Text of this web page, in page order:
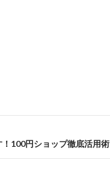
100円ショップ徹底活用術